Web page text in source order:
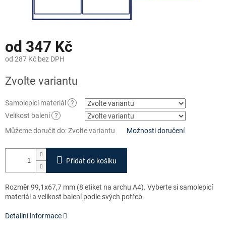
od 347 Kč
od 287 Kč bez DPH
cena:
Zvolte variantu
Samolepicí materiál
?
Velikost balení ?
Můžeme doručit do:Zvolte variantu Možnosti doručení
Přidat do košíku
Rozměr 99,1x67,7 mm (8 etiket na archu A4). Vyberte si samolepicí
materiál a velikost balení podle svých potřeb.
Detailní informace